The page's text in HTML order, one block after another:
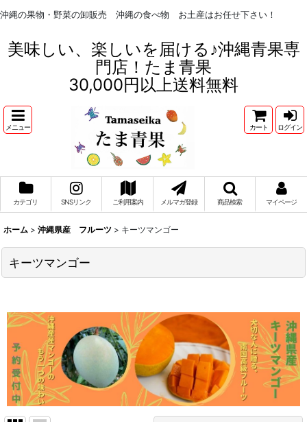
沖縄の果物・野菜の卸販売 沖縄の食べ物 お土産はお任せ下さい！
美味しい、楽しいを届ける♪沖縄青果専
門店！たま青果
30,000円以上送料無料
メニュー カート ログイン
カテゴリ SNSリンク ご利用案内 メルマガ登録 商品検索 マイページ
ホーム > 沖縄県産 フルーツ > キーツマンゴー
キーツマンゴー